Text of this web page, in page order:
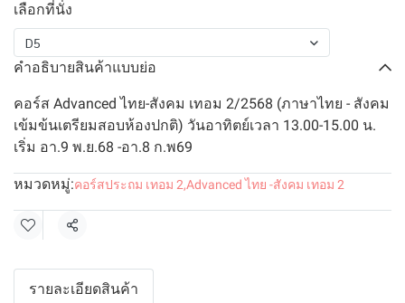
เลือกที่นั่ง
D5
คำอธิบายสินค้าแบบย่อ
คอร์ส Advanced ไทย-สังคม เทอม 2/2568 (ภาษาไทย - สังคม
เข้มข้นเตรียมสอบห้องปกติ) วันอาทิตย์เวลา 13.00-15.00 น.
เริ่ม อา.9 พ.ย.68 -อา.8 ก.พ69
หมวดหมู่:คอร์สประถม เทอม 2,Advanced ไทย -สังคม เทอม 2
แชร์
รายละเอียดสินค้า